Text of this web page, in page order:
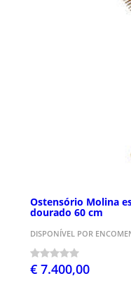
Ostensório Molina
dourado 60 cm
DISPONÍVEL POR
€ 7.400,00